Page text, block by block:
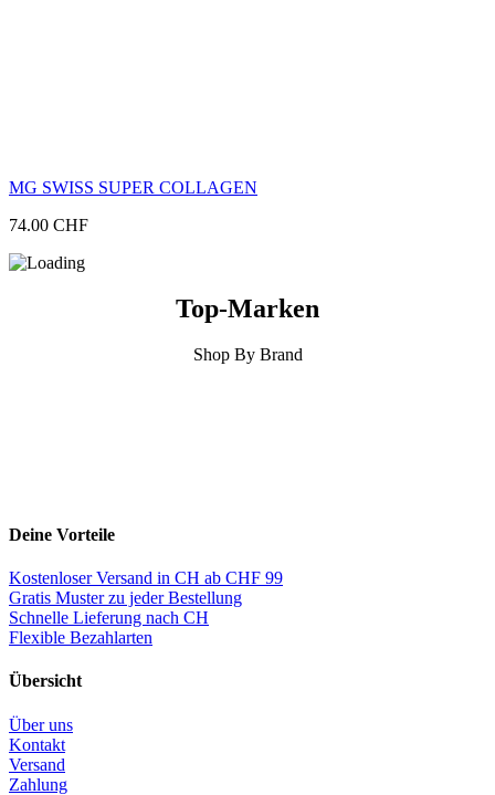
MG SWISS SUPER COLLAGEN
74.00 CHF
Top-Marken
Shop By Brand
Deine Vorteile
Kostenloser Versand in CH ab CHF 99
Gratis Muster zu jeder Bestellung
Schnelle Lieferung nach CH
Flexible Bezahlarten
Übersicht
Über uns
Kontakt
Versand
Zahlung